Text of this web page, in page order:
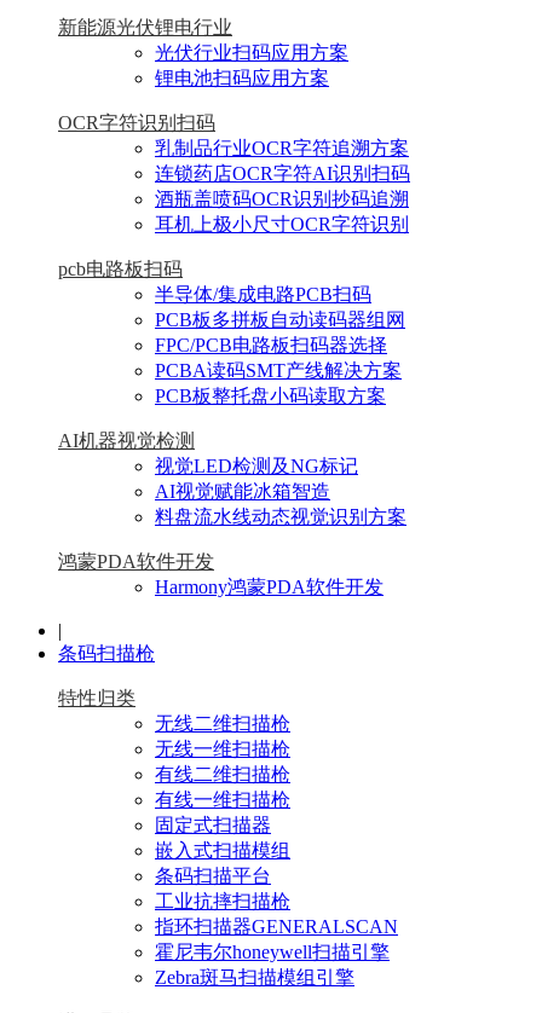
新能源光伏锂电行业
光伏行业扫码应用方案
锂电池扫码应用方案
OCR字符识别扫码
乳制品行业OCR字符追溯方案
连锁药店OCR字符AI识别扫码
酒瓶盖喷码OCR识别抄码追溯
耳机上极小尺寸OCR字符识别
pcb电路板扫码
半导体/集成电路PCB扫码
PCB板多拼板自动读码器组网
FPC/PCB电路板扫码器选择
PCBA读码SMT产线解决方案
PCB板整托盘小码读取方案
AI机器视觉检测
视觉LED检测及NG标记
AI视觉赋能冰箱智造
料盘流水线动态视觉识别方案
鸿蒙PDA软件开发
Harmony鸿蒙PDA软件开发
|
条码扫描枪
特性归类
无线二维扫描枪
无线一维扫描枪
有线二维扫描枪
有线一维扫描枪
固定式扫描器
嵌入式扫描模组
条码扫描平台
工业抗摔扫描枪
指环扫描器GENERALSCAN
霍尼韦尔honeywell扫描引擎
Zebra斑马扫描模组引擎